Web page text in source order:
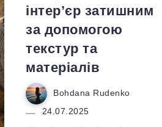
інтер’єр затишним
за допомогою
текстур та
матеріалів
Bohdana Rudenko
24.07.2025